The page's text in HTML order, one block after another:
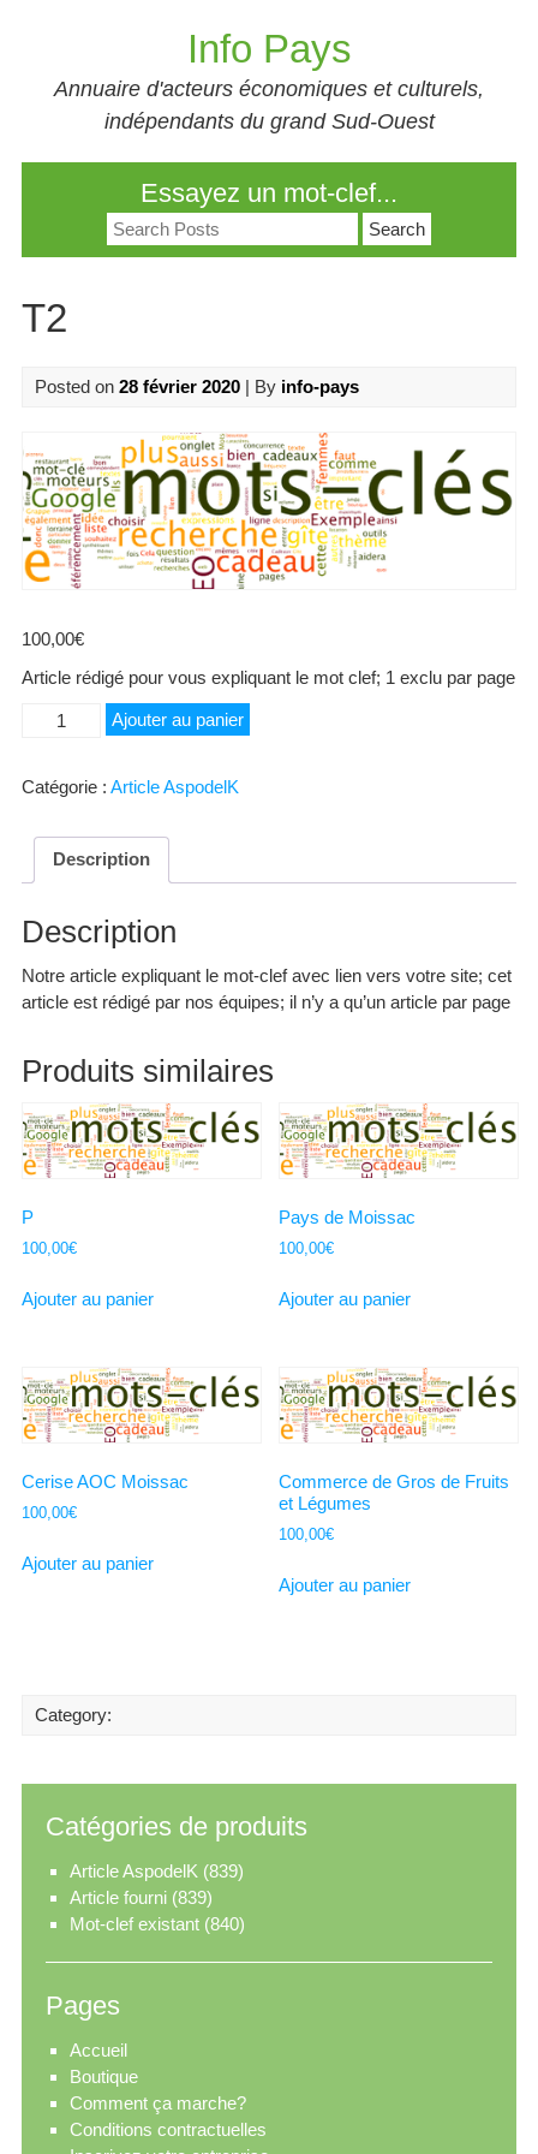
Info Pays
Annuaire d'acteurs économiques et culturels,
indépendants du grand Sud-Ouest
Essayez un mot-clef...
Search
for:
T2
Posted on 28 février 2020| By info-pays
100,00€
Article rédigé pour vous expliquant le mot clef; 1 exclu par page
quantité
Ajouter au panier
Catégorie : Article AspodelK
Description
Description
Notre article expliquant le mot-clef avec lien vers votre site; cet
article est rédigé par nos équipes; il n’y a qu’un article par page
Produits similaires
P
100,00€
Ajouter au panier
Pays de Moissac
100,00€
Ajouter au panier
Cerise AOC Moissac
100,00€
Ajouter au panier
Commerce de Gros de Fruits
et Légumes
100,00€
Ajouter au panier
Category:
Catégories de produits
Article AspodelK (839)
Article fourni (839)
Mot-clef existant (840)
Pages
Accueil
Boutique
Comment ça marche?
Conditions contractuelles